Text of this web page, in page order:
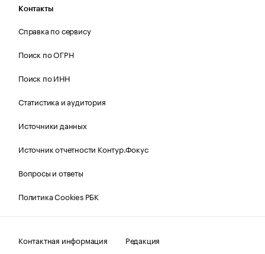
Контакты
Справка по сервису
Поиск по ОГРН
Поиск по ИНН
Статистика и аудитория
Источники данных
Источник отчетности Контур.Фокус
Вопросы и ответы
Политика Cookies РБК
Контактная информация Редакция